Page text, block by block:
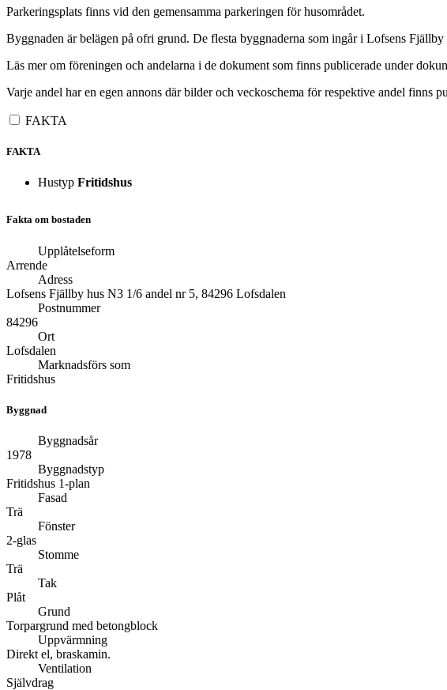
Parkeringsplats finns vid den gemensamma parkeringen för husområdet.
Byggnaden är belägen på ofri grund. De flesta byggnaderna som ingår i Lofsens
Läs mer om föreningen och andelarna i de dokument som finns publicerade under
Varje andel har en egen annons där bilder och veckoschema för respektive andel finns
FAKTA
FAKTA
Hustyp Fritidshus
Fakta om bostaden
Upplåtelseform
Arrende
Adress
Lofsens Fjällby hus N3 1/6 andel nr 5, 84296 Lofsdalen
Postnummer
84296
Ort
Lofsdalen
Marknadsförs som
Fritidshus
Byggnad
Byggnadsår
1978
Byggnadstyp
Fritidshus 1-plan
Fasad
Trä
Fönster
2-glas
Stomme
Trä
Tak
Plåt
Grund
Torpargrund med betongblock
Uppvärmning
Direkt el, braskamin.
Ventilation
Självdrag